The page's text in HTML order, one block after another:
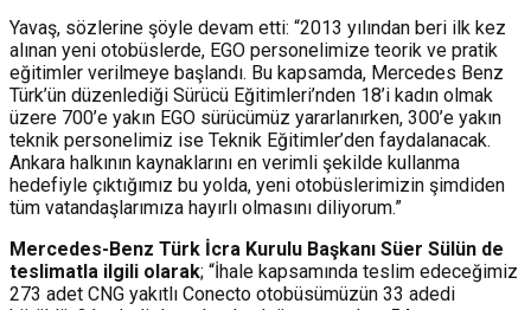
Yavaş, sözlerine şöyle devam etti: “2013 yılından beri ilk kez
alınan yeni otobüslerde, EGO personelimize teorik ve pratik
eğitimler verilmeye başlandı. Bu kapsamda, Mercedes Benz
Türk’ün düzenlediği Sürücü Eğitimleri’nden 18’i kadın olmak
üzere 700’e yakın EGO sürücümüz yararlanırken, 300’e yakın
teknik personelimiz ise Teknik Eğitimler’den faydalanacak.
Ankara halkının kaynaklarını en verimli şekilde kullanma
hedefiyle çıktığımız bu yolda, yeni otobüslerimizin şimdiden
tüm vatandaşlarımıza hayırlı olmasını diliyorum.”
Mercedes-Benz Türk İcra Kurulu Başkanı Süer Sülün de
teslimatla ilgili olarak; “İhale kapsamında teslim edeceğimiz
273 adet CNG yakıtlı Conecto otobüsümüzün 33 adedi